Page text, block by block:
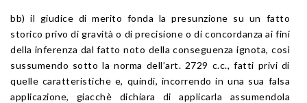
bb) il giudice di merito fonda la presunzione su un fatto
storico privo di gravità o di precisione o di concordanza ai fini
della inferenza dal fatto noto della conseguenza ignota, così
sussumendo sotto la norma dell’art. 2729 c.c., fatti privi di
quelle caratteristiche e, quindi, incorrendo in una sua falsa
applicazione, giacchè dichiara di applicarla assumendola